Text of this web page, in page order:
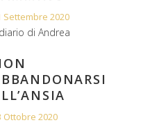
Settembre 2020
di Andrea
Ottobre 2020